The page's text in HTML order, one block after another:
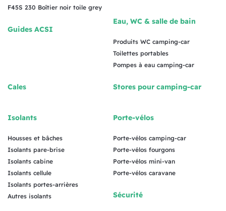
F45S 230 Boîtier noir toile grey
Guides ACSI
Eau, WC & salle de bain
Produits WC camping-car
Toilettes portables
Pompes à eau camping-car
Cales
Isolants
Housses et bâches
Isolants pare-brise
Isolants cabine
Isolants cellule
Isolants portes-arrières
Autres isolants
Stores pour camping-car
Porte-vélos
Porte-vélos camping-car
Porte-vélos fourgons
Porte-vélos mini-van
Porte-vélos caravane
Sécurité